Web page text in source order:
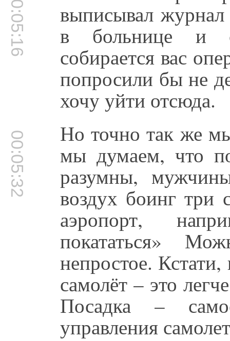
00:05:16 выписывал
в больнице и
собирается вас
попросили бы не
хочу уйти отсюда.
00:05:32 Но точно так же
мы думаем, что
разумны,
воздух боинг три
аэропорт,
покататься»
непростое.
самолёт – это
Посадка –
управления